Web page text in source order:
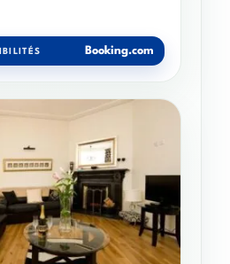
Booking.com